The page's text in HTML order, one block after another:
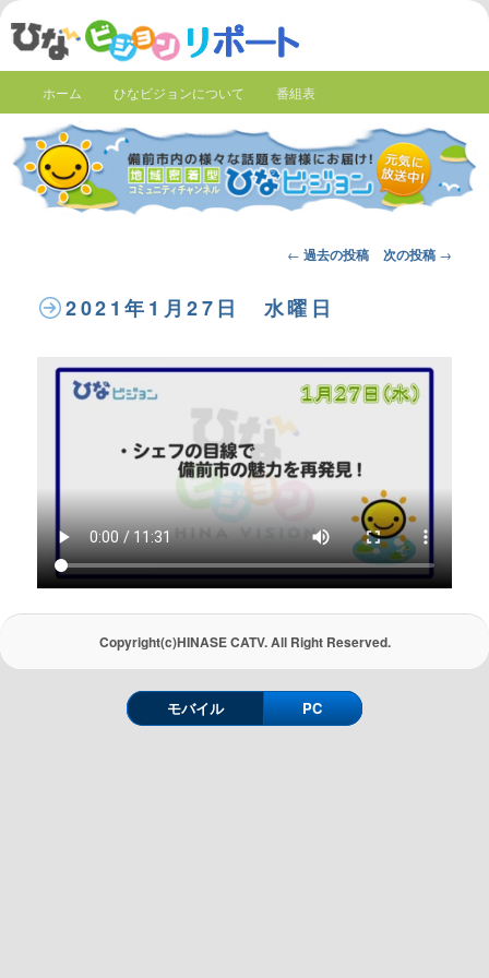
ホーム ひなビジョンについて 番組表
Post
← 過去の投稿 次の投稿 →
2021年1月27日 水曜日
Copyright(c)HINASE CATV. All Right Reserved.
モバイル PC